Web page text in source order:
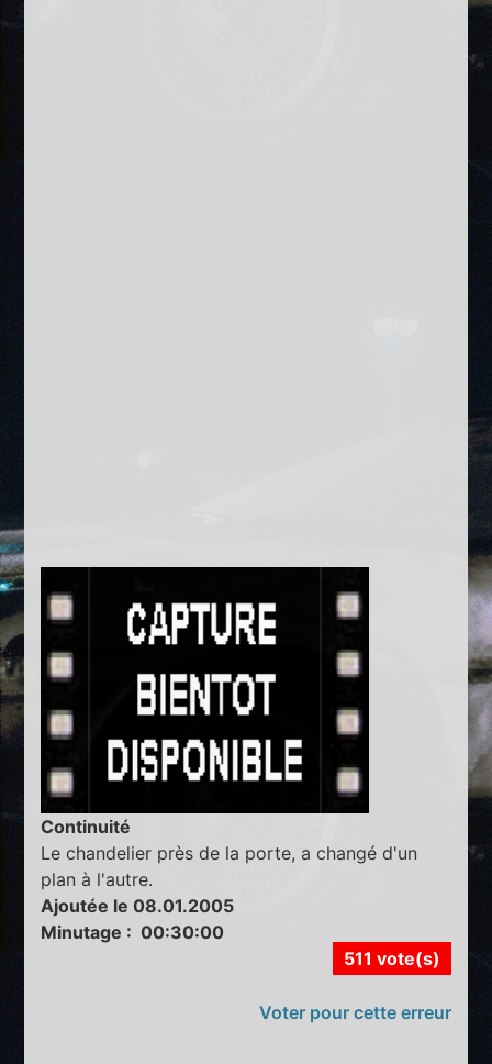
Continuité
Le chandelier près de la porte, a changé d'un
plan à l'autre.
Ajoutée le 08.01.2005
Minutage : 00:30:00
511 vote(s)
Voter pour cette erreur